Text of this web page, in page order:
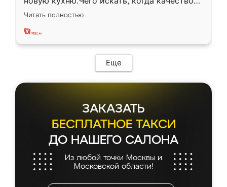
вполне довольна. Служит кухня уже почти
два года, нареканий нет.
Читать полностью
Еще
ЗАКАЗАТЬ
БЕСПЛАТНОЕ ТАКСИ
ДО НАШЕГО САЛОНА
Из любой точки Москвы и
Московской области!